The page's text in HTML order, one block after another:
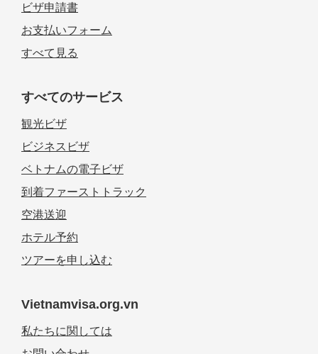
ビザ申請書
お支払いフォーム
すべて見る
すべてのサービス
観光ビザ
ビジネスビザ
ベトナムの電子ビザ
到着ファーストトラック
空港送迎
ホテル予約
ツアーを申し込む
Vietnamvisa.org.vn
私たちに関しては